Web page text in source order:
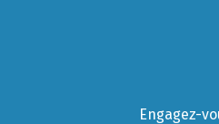
Engagez-